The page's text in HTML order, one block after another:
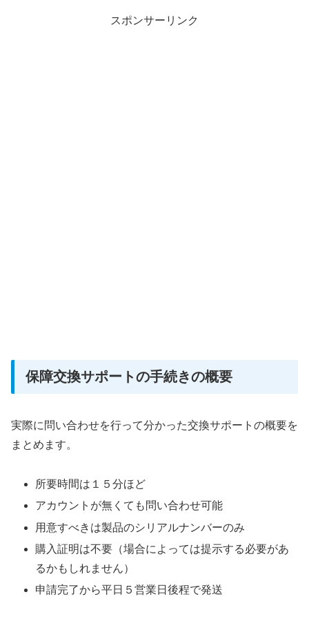
スポンサーリンク
保障交換サポートの手続きの概要
実際に問い合わせを行って分かった交換サポートの概要を
まとめます。
所要時間は１５分ほど
アカウントが無くても問い合わせ可能
用意すべきは製品のシリアルナンバーのみ
購入証明は不要（場合によっては提示する必要があ
るかもしれません）
申請完了から平日５営業日後程で発送